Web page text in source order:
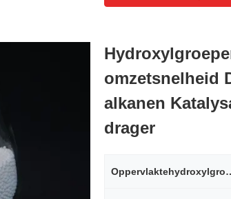
omzetsnelheid
alkanen
drager